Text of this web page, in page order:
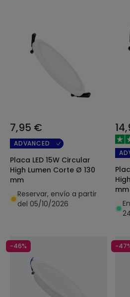
7,95 €
ADVANCED
Placa LED 15W Circular
High Lumen Corte Ø 130
mm
Reservar, envío a partir
del 05/10/2026
mm
-46% -